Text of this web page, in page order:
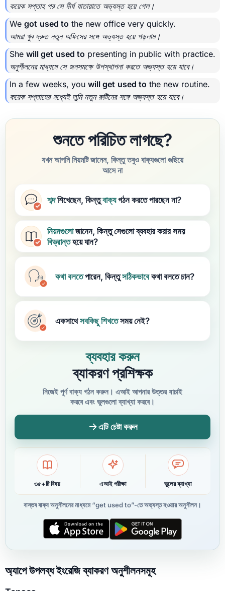
কয়েক সপ্তাহ পর সে দীর্ঘ যাতায়াতে অভ্যস্ত হয়ে গেল।
We got used to the new office very quickly.
আমরা খুব দ্রুত নতুন অফিসের সঙ্গে অভ্যস্ত হয়ে পড়লাম।
She will get used to presenting in public with practice.
অনুশীলনের মাধ্যমে সে জনসমক্ষে উপস্থাপনা করতে অভ্যস্ত হয়ে যাবে।
In a few weeks, you will get used to the new routine.
কয়েক সপ্তাহের মধ্যেই তুমি নতুন রুটিনের সঙ্গে অভ্যস্ত হয়ে যাবে।
শুনতে পরিচিত লাগছে?
যখন আপনি নিয়মটি জানেন, কিন্তু তবুও বাক্যগুলো গুছিয়ে
আসে না
শব্দশিখেছেন, কিন্তুবাক্যগঠন করতে পারছেন না?
নিয়মগুলোজানেন, কিন্তু সেগুলো ব্যবহার করার সময়
বিভ্রান্তহয়ে যান?
কথা বলতেপারেন, কিন্তুসঠিকভাবেকথা বলতে চান?
একসাথেসবকিছুশিখতেসময় নেই?
ব্যবহার করুন
ব্যাকরণ প্রশিক্ষক
নিজেই পূর্ণ বাক্য গঠন করুন। এআই আপনার উত্তর যাচাই
করবে এবং ভুলগুলো ব্যাখ্যা করবে।
এটি চেষ্টা করুন
৩৫+টি বিষয় এআই পরীক্ষা ভুলের ব্যাখ্যা
বাস্তব বাক্য অনুশীলনের মাধ্যমে “get used to”-তে অভ্যস্ত হওয়ার অনুশীলন।
অ্যাপে উপলব্ধ ইংরেজি ব্যাকরণ অনুশীলনসমূহ